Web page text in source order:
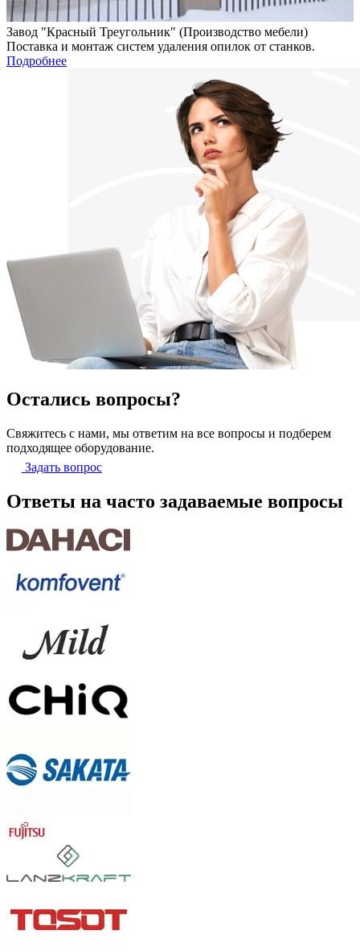
Завод "Красный Треугольник" (Производство мебели)
Поставка и монтаж систем удаления опилок от станков.
Подробнее
Остались вопросы?
Свяжитесь с нами, мы ответим на все вопросы и подберем
подходящее оборудование.
Задать вопрос
Ответы на часто задаваемые вопросы